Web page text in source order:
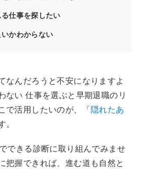
仕事を探したい
かわからない
なんだろうと不安になりますよ
ない 仕事を選ぶと早期退職のリ
で活用したいのが、「隠れたあ
。
できる診断に取り組んでみませ
把握できれば、進む道も自然と